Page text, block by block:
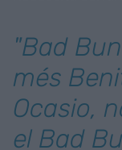
"Bad
més
Ocasio,
el Bad